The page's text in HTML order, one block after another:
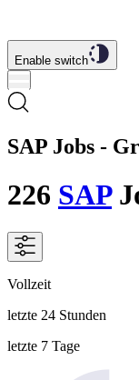
Enable switch
SAP Jobs -
226 SAP
Vollzeit
letzte 24 Stunden
letzte 7 Tage